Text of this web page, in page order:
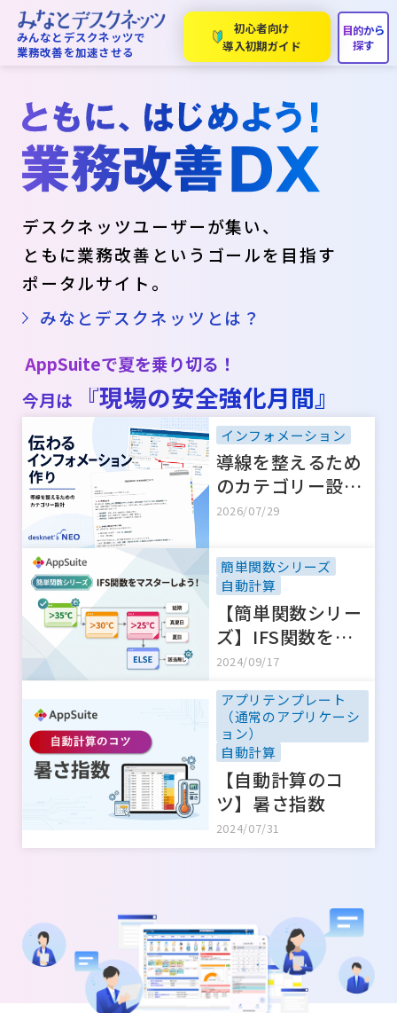
初心者向け
導入初期ガイド
みんなとデスクネッツで
業務改善を加速させる
デスクネッツユーザーが集い、
ともに業務改善というゴールを目指す
ポータルサイト。
みなとデスクネッツとは？
AppSuiteで夏を乗り切る！
今月は
『現場の安全強化月間』
インフォメーション
導線を整えるため
のカテゴリー設計
—伝わるインフォ
2026/07/29
簡単関数シリーズ
自動計算
【簡単関数シリー
ズ】IFS関数をマ
スターしよう！
2024/09/17
アプリテンプレート
（通常のアプリケーシ
ョン）
自動計算
【自動計算のコ
ツ】暑さ指数
2024/07/31